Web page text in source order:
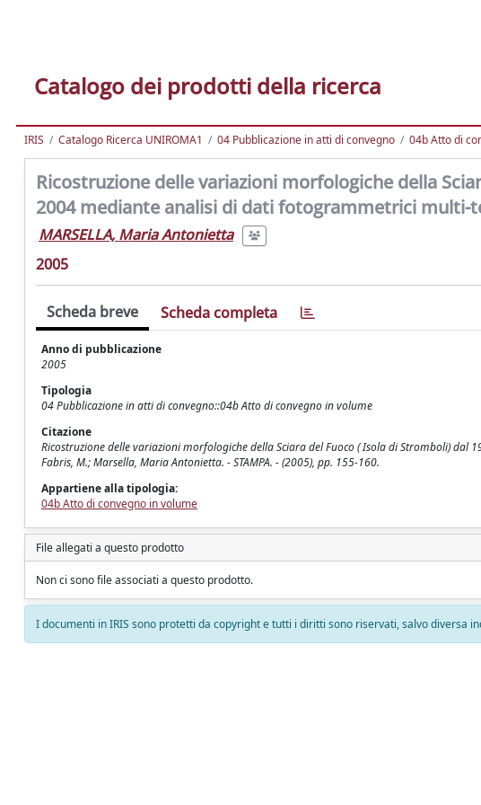
Catalogo dei prodotti della ricerca
IRIS Catalogo Ricerca UNIROMA1 04 Pubblicazione in atti di convegno 04b Atto di
Ricostruzione delle variazioni morfologiche della
2004 mediante analisi di dati fotogrammetrici multi-
MARSELLA, Maria Antonietta
2005
Scheda breve Scheda completa
Anno di pubblicazione
2005
Tipologia
04 Pubblicazione in atti di convegno::04b Atto di convegno in volume
Citazione
Ricostruzione delle variazioni morfologiche della Sciara del Fuoco ( Isola di Stromboli)
Fabris, M.; Marsella, Maria Antonietta. - STAMPA. - (2005), pp. 155-160.
Appartiene alla tipologia:
04b Atto di convegno in volume
File allegati a questo prodotto
Non ci sono file associati a questo prodotto.
I documenti in IRIS sono protetti da copyright e tutti i diritti sono riservati, salvo diversa